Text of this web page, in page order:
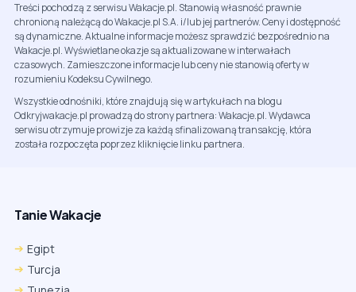
Treści pochodzą z serwisu Wakacje.pl. Stanowią własność prawnie
chronioną należącą do Wakacje.pl S.A. i/lub jej partnerów. Ceny i dostępność
są dynamiczne. Aktualne informacje możesz sprawdzić bezpośrednio na
Wakacje.pl. Wyświetlane okazje są aktualizowane w interwałach
czasowych. Zamieszczone informacje lub ceny nie stanowią oferty w
rozumieniu Kodeksu Cywilnego.
Wszystkie odnośniki, które znajdują się w artykułach na blogu
Odkryjwakacje.pl prowadzą do strony partnera: Wakacje.pl. Wydawca
serwisu otrzymuje prowizje za każdą sfinalizowaną transakcję, która
została rozpoczęta poprzez kliknięcie linku partnera.
Tanie Wakacje
Egipt
Turcja